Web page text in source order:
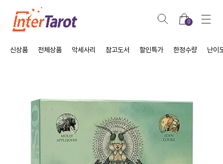
0
신상품 전체상품 악세사리 참고도서 할인특가 한정수량 난이